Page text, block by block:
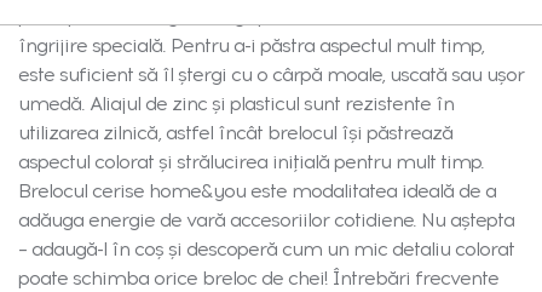
îngrijire specială. Pentru a-i păstra aspectul mult timp,
este suficient să îl ștergi cu o cârpă moale, uscată sau ușor
umedă. Aliajul de zinc și plasticul sunt rezistente în
utilizarea zilnică, astfel încât brelocul își păstrează
aspectul colorat și strălucirea inițială pentru mult timp.
Brelocul cerise home&you este modalitatea ideală de a
adăuga energie de vară accesoriilor cotidiene. Nu aștepta
– adaugă-l în coș și descoperă cum un mic detaliu colorat
poate schimba orice breloc de chei! Întrebări frecvente